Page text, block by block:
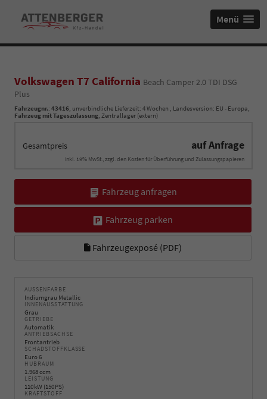
Menü
Volkswagen T7 California Beach Camper 2.0 TDI DSG
Plus
Fahrzeugnr.: 43416, unverbindliche Lieferzeit: 4 Wochen , Landesversion: EU - Europa,
Fahrzeug mit Tageszulassung, Zentrallager (extern)
Gesamtpreis auf Anfrage
inkl. 19% MwSt., zzgl. den Kosten für Überführung und Zulassungspapieren
Fahrzeug anfragen
Fahrzeug parken
Fahrzeugexposé (PDF)
AUSSENFARBE
Indiumgrau Metallic
INNENAUSSTATTUNG
Grau
GETRIEBE
Automatik
ANTRIEBSACHSE
Frontantrieb
SCHADSTOFFKLASSE
Euro 6
HUBRAUM
1.968 ccm
LEISTUNG
110 kW (150 PS)
KRAFTSTOFF